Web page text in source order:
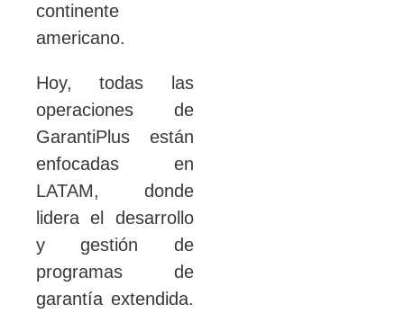
continente
americano.
Hoy, todas las
operaciones de
GarantiPlus están
enfocadas en
LATAM, donde
lidera el desarrollo
y gestión de
programas de
garantía extendida.